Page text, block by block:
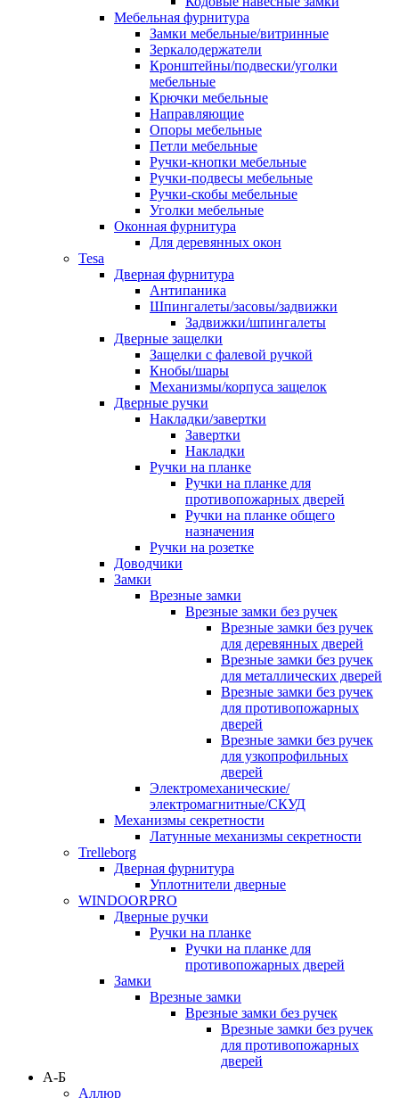
Мебельная фурнитура
Замки мебельные/витринные
Зеркалодержатели
Кронштейны/подвески/уголки
мебельные
Крючки мебельные
Направляющие
Опоры мебельные
Петли мебельные
Ручки-кнопки мебельные
Ручки-подвесы мебельные
Ручки-скобы мебельные
Уголки мебельные
Оконная фурнитура
Для деревянных окон
Tesa
Дверная фурнитура
Антипаника
Шпингалеты/засовы/задвижки
Задвижки/шпингалеты
Дверные защелки
Защелки с фалевой ручкой
Кнобы/шары
Механизмы/корпуса защелок
Дверные ручки
Накладки/завертки
Завертки
Накладки
Ручки на планке
Ручки на планке для
противопожарных дверей
Ручки на планке общего
назначения
Ручки на розетке
Доводчики
Замки
Врезные замки
Врезные замки без ручек
Врезные замки без ручек
для деревянных дверей
Врезные замки без ручек
для металлических дверей
Врезные замки без ручек
для противопожарных
дверей
Врезные замки без ручек
для узкопрофильных
дверей
Электромеханические/
электромагнитные/СКУД
Механизмы секретности
Латунные механизмы секретности
Trelleborg
Дверная фурнитура
Уплотнители дверные
WINDOORPRO
Дверные ручки
Ручки на планке
Ручки на планке для
противопожарных дверей
Замки
Врезные замки
Врезные замки без ручек
Врезные замки без ручек
для противопожарных
дверей
А-Б
Аллюр